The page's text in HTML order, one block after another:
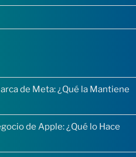
de Meta: ¿Qué la Mantiene
de Apple: ¿Qué lo Hace